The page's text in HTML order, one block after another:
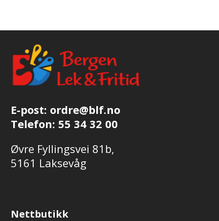
E-post: ordre@blf.no
Telefon: 55 34 32 00
Øvre Fyllingsvei 81b,
5161 Laksevåg
Nettbutikk